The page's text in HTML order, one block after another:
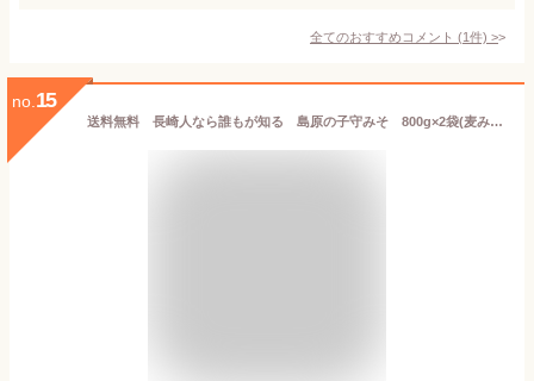
全てのおすすめコメント (1件) >
no. 15
送料無料 長崎人なら誰もが知る 島原の子守みそ 800g×2袋(麦みそ) レターパックプラス又は宅配便でお届け 2袋セット 島原みそ 麦みそ 同梱不可 健康